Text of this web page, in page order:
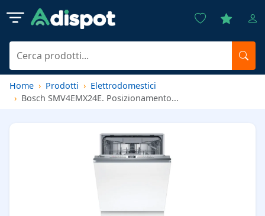
Home Prodotti
Elettrodomestici
Bosch SMV4EMX24E. Posizionamento...